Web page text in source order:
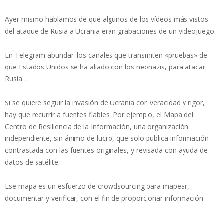
Ayer mismo hablamos de que algunos de los vídeos más vistos
del ataque de Rusia a Ucrania eran grabaciones de un videojuego.
En Telegram abundan los canales que transmiten «pruebas» de
que Estados Unidos se ha aliado con los neonazis, para atacar
Rusia…
Si se quiere seguir la invasión de Ucrania con veracidad y rigor,
hay que recurrir a fuentes fiables. Por ejemplo, el Mapa del
Centro de Resiliencia de la Información, una organización
independiente, sin ánimo de lucro, que solo publica información
contrastada con las fuentes originales, y revisada con ayuda de
datos de satélite.
Ese mapa es un esfuerzo de crowdsourcing para mapear,
documentar y verificar, con el fin de proporcionar información